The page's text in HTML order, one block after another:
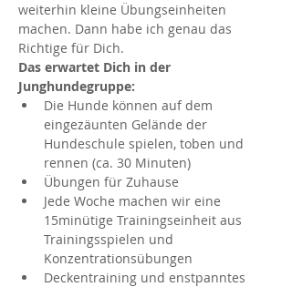
weiterhin kleine Übungseinheiten
machen. Dann habe ich genau das
Richtige für Dich.
Das erwartet Dich in der
Junghundegruppe:
Die Hunde können auf dem
eingezäunten Gelände der
Hundeschule spielen, toben und
rennen (ca. 30 Minuten)
Übungen für Zuhause
Jede Woche machen wir eine
15minütige Trainingseinheit aus
Trainingsspielen und
Konzentrationsübungen
Deckentraining und enstpanntes